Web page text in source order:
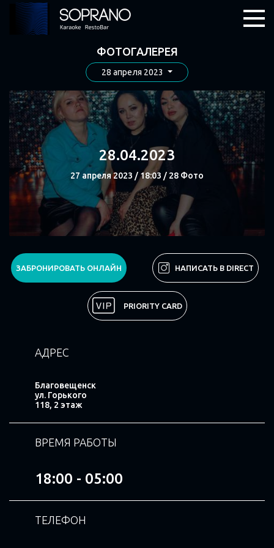
ФОТОГАЛЕРЕЯ
28 апреля 2023
28.04.2023
27 апреля 2023 / 18:03 / 28 Фото
Поделиться
ЗАБРОНИРОВАТЬ ОНЛАЙН НАПИСАТЬ В DIRECT
PRIORITY CARD
АДРЕС
Благовещенск
ул. Горького
118, 2 этаж
ВРЕМЯ РАБОТЫ
18:00 - 05:00
ТЕЛЕФОН